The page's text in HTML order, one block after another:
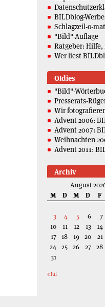
BILDblog-
Schlagzeil-o-mat
"Bild"-Auflage
Ratgeber:
Wer liest
Oldies
"Bild"-
Presserats-
Wir
Advent 2006:
Advent 2007:
Weihnachten
Advent 2011:
Archiv
August
M
D M D F
3
4 5 6 7
10
11 12 13 14
17 18 19 20 21
24 25 26 27 28
31
« Jul